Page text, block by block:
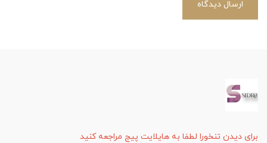
ارسال دیدگاه
برای دیدن تنخورا لطفا به هایلایت پیج مراجعه کنید